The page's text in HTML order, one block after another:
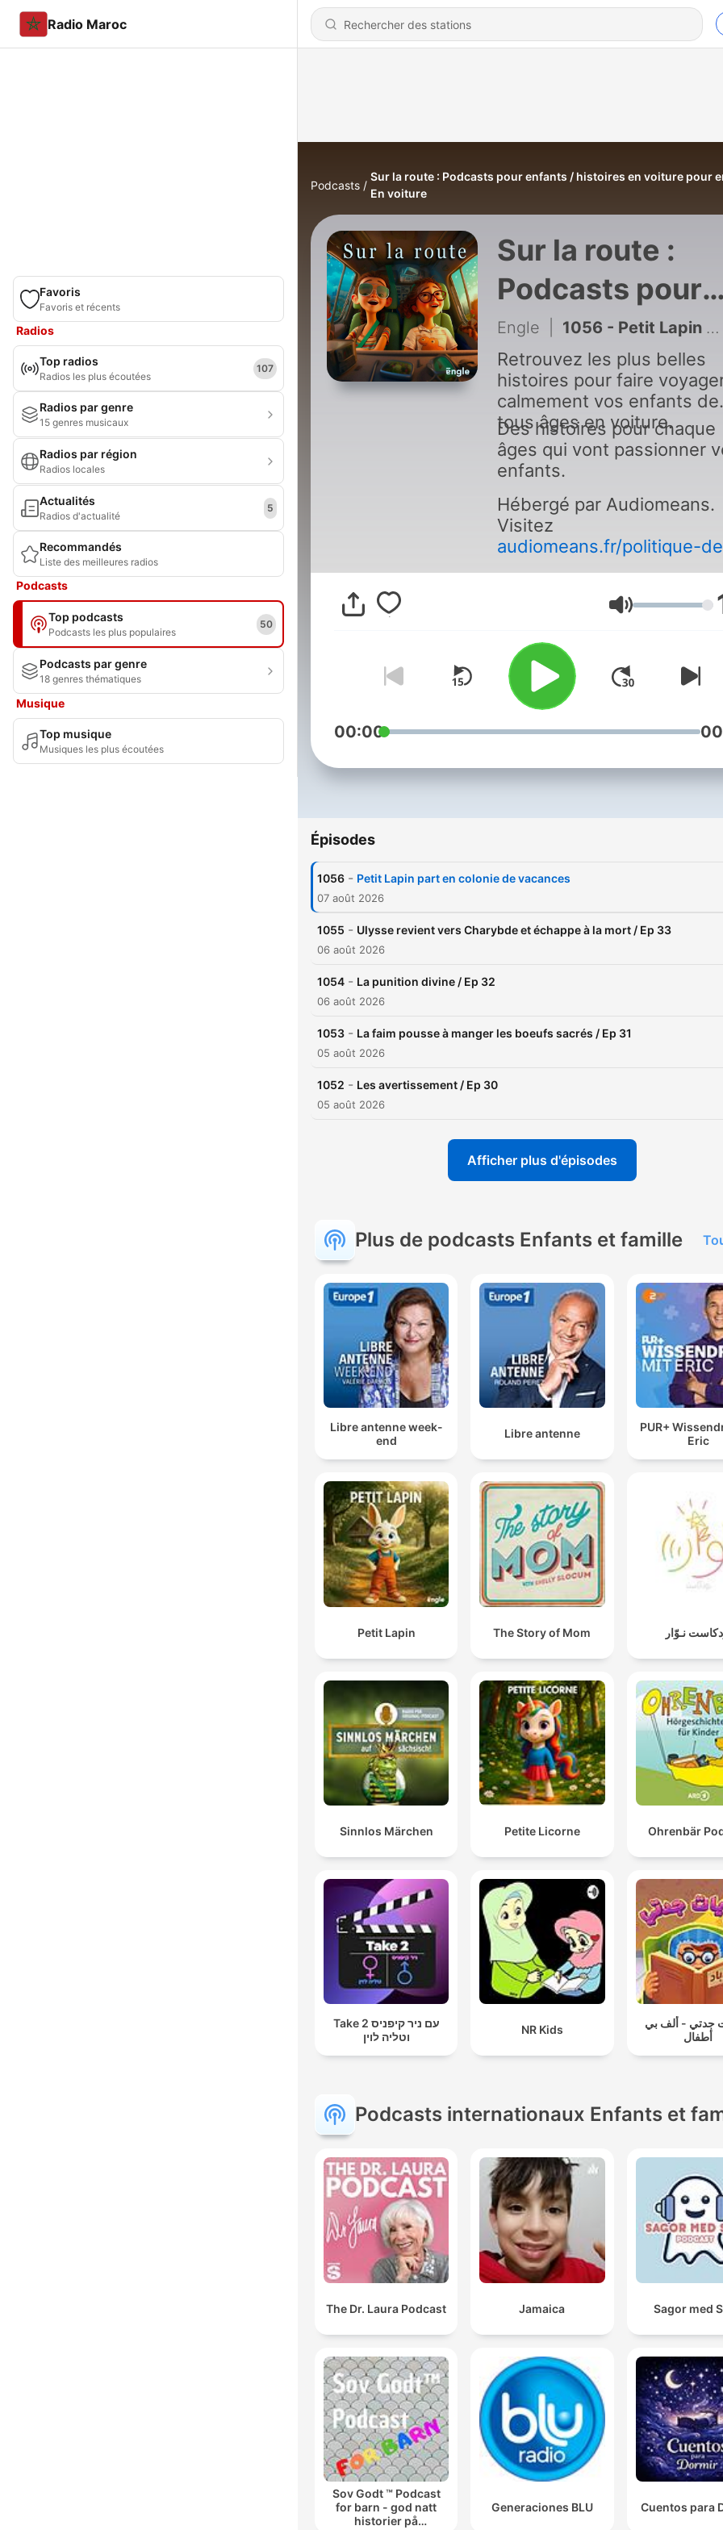
Radio Maroc
Favoris
Favoris et récents
Radios
Top radios
Radios les plus écoutées
107
Radios par genre
15 genres musicaux
Radios par région
Radios locales
Actualités
Radios d'actualité
5
Recommandés
Liste des meilleures radios
Podcasts
Top podcasts
Podcasts les plus populaires
50
Podcasts par genre
18 genres thématiques
Musique
Top musique
Musiques les plus écoutées
Podcasts
Sur la route : Podcasts pour enfants / histoires en voiture pour
En voiture
Sur la route :
Podcasts pour
enfants /
en voiture pour
enfants / En
voiture
Engle 1056 - Petit Lapin part en colonie de vacances
Retrouvez les plus belles
histoires pour faire
calmement vos enfants de
tous âges en voiture.
Des histoires pour chaque
âges qui vont passionner
enfants.
Hébergé par Audiomeans.
Visitez
audiomeans.fr/politique-
Volume
00:00
Épisodes
1056 - Petit Lapin part en colonie de vacances
07 août 2026
1055 - Ulysse revient vers Charybde et échappe à la mort / Ep 33
06 août 2026
1054 - La punition divine / Ep 32
06 août 2026
1053 - La faim pousse à manger les boeufs sacrés / Ep 31
05 août 2026
1052 - Les avertissement / Ep 30
05 août 2026
Afficher plus d'épisodes
Plus de podcasts Enfants et famille
Libre antenne week-
end
Libre antenne
PUR+
Eric
Petit Lapin The Story of Mom نـوّار
Sinnlos Märchen Petite Licorne Ohrenbär
Take 2 עם ניר קיפניס
וטליה לוין
NR Kids
جدتي - ألف بي
أطفال
Podcasts internationaux Enfants et
The Dr. Laura Podcast Jamaica Sagor med
Sov Godt ™ Podcast
for barn - god natt
historier på
Generaciones BLU Cuentos para